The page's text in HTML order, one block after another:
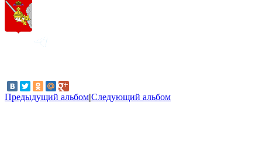
Предыдущий альбом|Следующий альбом